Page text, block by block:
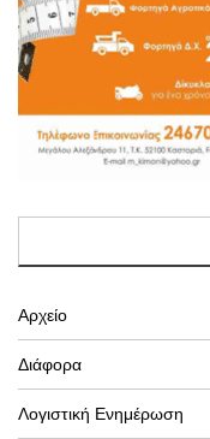
Αρχείο
Διάφορα
Λογιστική Ενημέρωση